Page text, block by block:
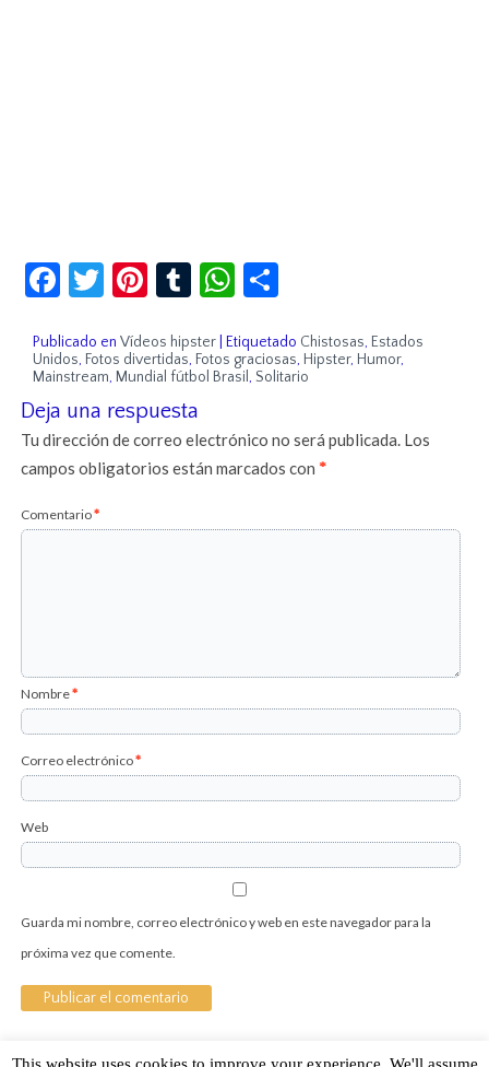
Facebook
Twitter
Pinterest
TumblrWhatsApp
Publicado en Vídeos hipster Etiquetado Chistosas, Estados
Unidos, Fotos divertidas, Fotos graciosas, Hipster, Humor,
Mainstream, Mundial fútbol Brasil , Solitario
Deja una respuesta
Tu dirección de correo electrónico no será publicada. Los
campos obligatorios están marcados con*
Comentario*
Nombre*
Correo electrónico*
Web
Guarda mi nombre, correo electrónico y web en este navegador para la
próxima vez que comente.